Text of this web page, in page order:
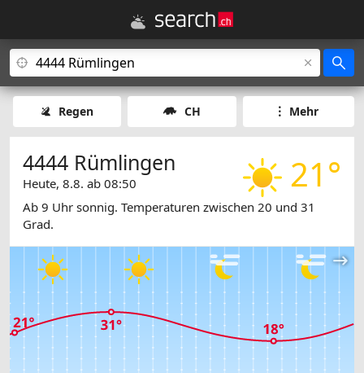
Regen CH Mehr
21°
4444 Rümlingen
Heute, 8.8. ab 08:50
Ab 9 Uhr sonnig. Temperaturen zwischen 20 und 31
Grad.